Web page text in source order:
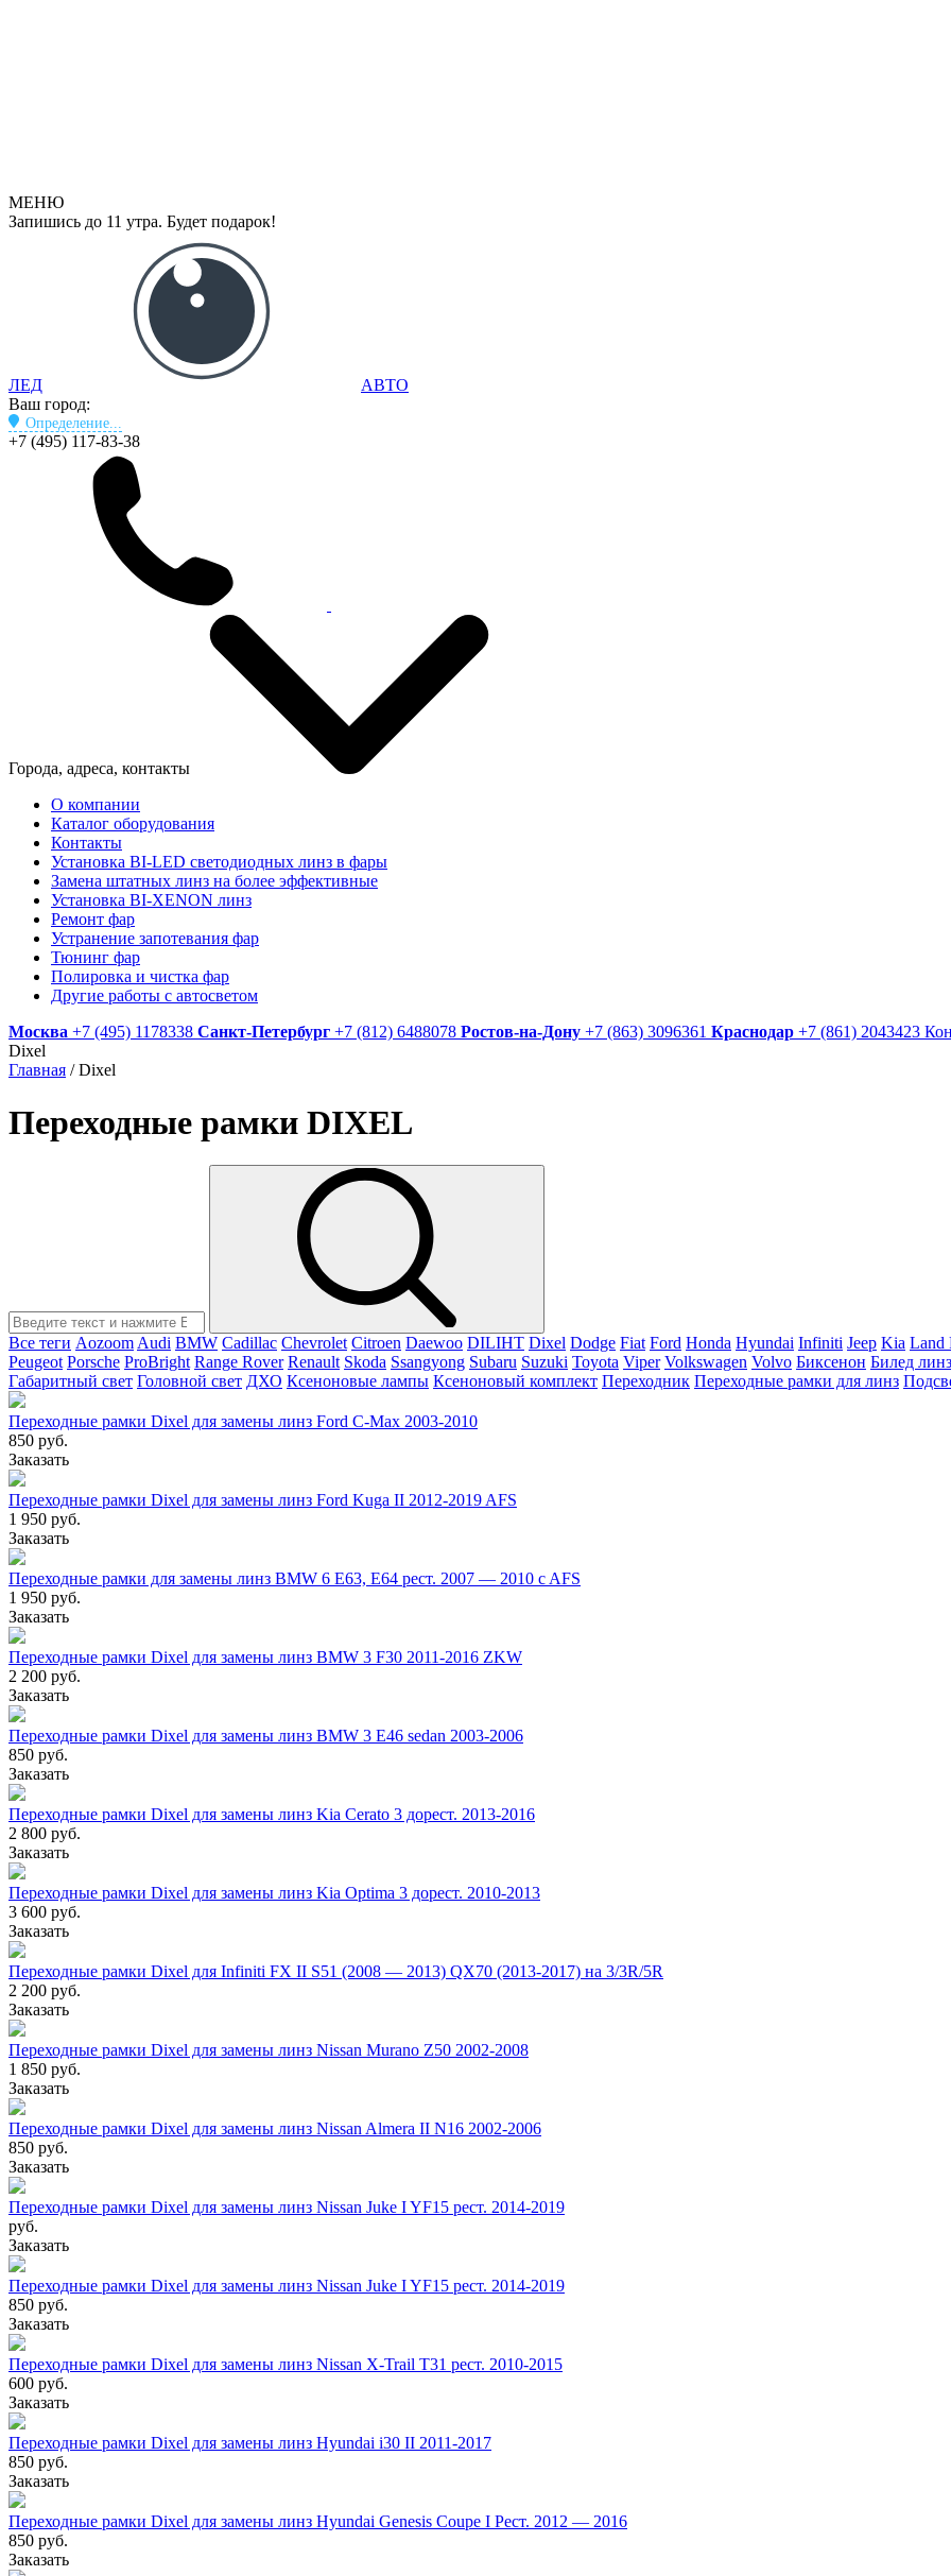
МЕНЮ
Запишись до 11 утра. Будет подарок!
ЛЕД
АВТО
Ваш город:
Определение...
+7 (495) 117-83-38
Города, адреса, контакты
О компании
Каталог оборудования
Контакты
Установка BI-LED светодиодных линз в фары
Замена штатных линз на более эффективные
Установка BI-XENON линз
Ремонт фар
Устранение запотевания фар
Тюнинг фар
Полировка и чистка фар
Другие работы с автосветом
Москва +7 (495) 1178338 Санкт-Петербург +7 (812) 6488078 Ростов-на-Дону +7 (863) 3096361 Краснодар +7 (861) 2043423
Dixel
Главная / Dixel
Переходные рамки DIXEL
Все теги Aozoom Audi BMW Cadillac Chevrolet Citroen Daewoo DILIHT Dixel Dodge Fiat Ford Honda Hyundai Infiniti Jeep Kia Land
Peugeot Porsche ProBright Range Rover Renault Skoda Ssangyong Subaru Suzuki Toyota Viper Volkswagen Volvo Биксенон Билед
Габаритный свет Головной свет ДХО Ксеноновые лампы Ксеноновый комплект Переходник Переходные рамки для линз
Переходные рамки Dixel для замены линз Ford C-Max 2003-2010
850 руб.
Заказать
Переходные рамки Dixel для замены линз Ford Kuga II 2012-2019 AFS
1 950 руб.
Заказать
Переходные рамки для замены линз BMW 6 E63, E64 рест. 2007 — 2010 c AFS
1 950 руб.
Заказать
Переходные рамки Dixel для замены линз BMW 3 F30 2011-2016 ZKW
2 200 руб.
Заказать
Переходные рамки Dixel для замены линз BMW 3 Е46 sedan 2003-2006
850 руб.
Заказать
Переходные рамки Dixel для замены линз Kia Cerato 3 дорест. 2013-2016
2 800 руб.
Заказать
Переходные рамки Dixel для замены линз Kia Optima 3 дорест. 2010-2013
3 600 руб.
Заказать
Переходные рамки Dixel для Infiniti FX II S51 (2008 — 2013) QX70 (2013-2017) на 3/3R/5R
2 200 руб.
Заказать
Переходные рамки Dixel для замены линз Nissan Murano Z50 2002-2008
1 850 руб.
Заказать
Переходные рамки Dixel для замены линз Nissan Almera II N16 2002-2006
850 руб.
Заказать
Переходные рамки Dixel для замены линз Nissan Juke I YF15 рест. 2014-2019
руб.
Заказать
Переходные рамки Dixel для замены линз Nissan Juke I YF15 рест. 2014-2019
850 руб.
Заказать
Переходные рамки Dixel для замены линз Nissan X-Trail T31 рест. 2010-2015
600 руб.
Заказать
Переходные рамки Dixel для замены линз Hyundai i30 II 2011-2017
850 руб.
Заказать
Переходные рамки Dixel для замены линз Hyundai Genesis Coupe I Рест. 2012 — 2016
850 руб.
Заказать